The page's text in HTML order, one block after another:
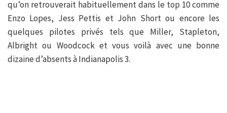
qu’on retrouverait habituellement dans le top 10 comme
Enzo Lopes, Jess Pettis et John Short ou encore les
quelques pilotes privés tels que Miller, Stapleton,
Albright ou Woodcock et vous voilà avec une bonne
dizaine d’absents à Indianapolis 3.